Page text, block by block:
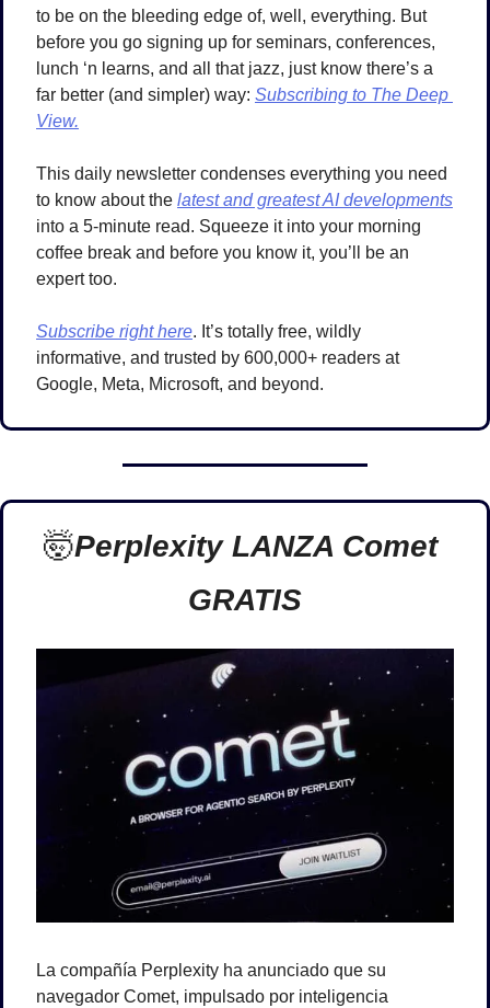
to be on the bleeding edge of, well, everything. But
before you go signing up for seminars, conferences,
lunch ‘n learns, and all that jazz, just know there’s a
far better (and simpler) way: Subscribing to The Deep
View.
This daily newsletter condenses everything you need
to know about the latest and greatest AI developments
into a 5-minute read. Squeeze it into your morning
coffee break and before you know it, you’ll be an
expert too.
Subscribe right here. It’s totally free, wildly
informative, and trusted by 600,000+ readers at
Google, Meta, Microsoft, and beyond.
🤯Perplexity LANZA Comet
GRATIS
La compañía Perplexity ha anunciado que su
navegador Comet, impulsado por inteligencia